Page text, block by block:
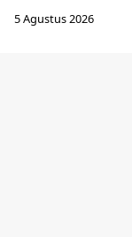
5 Agustus 2026